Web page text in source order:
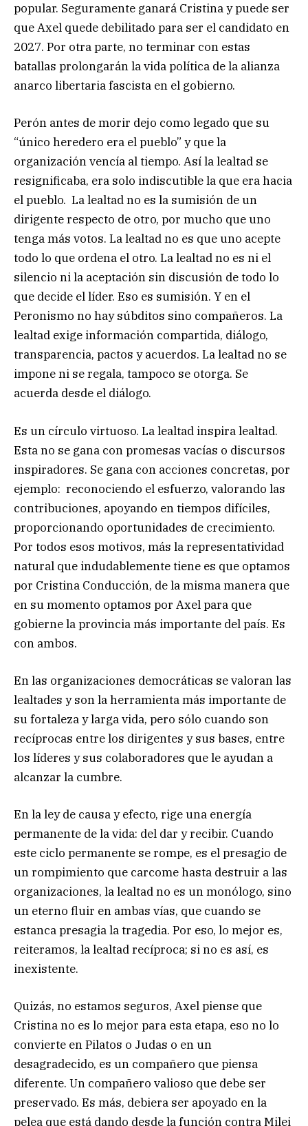
popular. Seguramente ganará Cristina y puede ser
que Axel quede debilitado para ser el candidato en
2027. Por otra parte, no terminar con estas
batallas prolongarán la vida política de la alianza
anarco libertaria fascista en el gobierno.
Perón antes de morir dejo como legado que su
“único heredero era el pueblo” y que la
organización vencía al tiempo. Así la lealtad se
resignificaba, era solo indiscutible la que era hacia
el pueblo. La lealtad no es la sumisión de un
dirigente respecto de otro, por mucho que uno
tenga más votos. La lealtad no es que uno acepte
todo lo que ordena el otro. La lealtad no es ni el
silencio ni la aceptación sin discusión de todo lo
que decide el líder. Eso es sumisión. Y en el
Peronismo no hay súbditos sino compañeros. La
lealtad exige información compartida, diálogo,
transparencia, pactos y acuerdos. La lealtad no se
impone ni se regala, tampoco se otorga. Se
acuerda desde el diálogo.
Es un círculo virtuoso. La lealtad inspira lealtad.
Esta no se gana con promesas vacías o discursos
inspiradores. Se gana con acciones concretas, por
ejemplo: reconociendo el esfuerzo, valorando las
contribuciones, apoyando en tiempos difíciles,
proporcionando oportunidades de crecimiento.
Por todos esos motivos, más la representatividad
natural que indudablemente tiene es que optamos
por Cristina Conducción, de la misma manera que
en su momento optamos por Axel para que
gobierne la provincia más importante del país. Es
con ambos.
En las organizaciones democráticas se valoran las
lealtades y son la herramienta más importante de
su fortaleza y larga vida, pero sólo cuando son
recíprocas entre los dirigentes y sus bases, entre
los líderes y sus colaboradores que le ayudan a
alcanzar la cumbre.
En la ley de causa y efecto, rige una energía
permanente de la vida: del dar y recibir. Cuando
este ciclo permanente se rompe, es el presagio de
un rompimiento que carcome hasta destruir a las
organizaciones, la lealtad no es un monólogo, sino
un eterno fluir en ambas vías, que cuando se
estanca presagia la tragedia. Por eso, lo mejor es,
reiteramos, la lealtad recíproca; si no es así, es
inexistente.
Quizás, no estamos seguros, Axel piense que
Cristina no es lo mejor para esta etapa, eso no lo
convierte en Pilatos o Judas o en un
desagradecido, es un compañero que piensa
diferente. Un compañero valioso que debe ser
preservado. Es más, debiera ser apoyado en la
pelea que está dando desde la función contra Milei